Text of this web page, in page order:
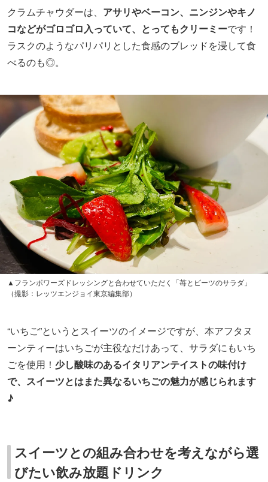
クラムチャウダーは、 アサリやベーコン、ニンジンやキノ
コなどがゴロゴロ入っていて、とってもクリーミーです！
ラスクのようなパリパリとした食感のブレッドを浸して食
べるのも◎。
▲フランボワーズドレッシングと合わせていただく「苺とビーツのサラダ」
（撮影：レッツエンジョイ東京編集部）
“いちご”というとスイーツのイメージですが、本アフタヌ
ーンティーはいちごが主役なだけあって、サラダにもいち
ごを使用！ 少し酸味のあるイタリアンテイストの味付け
で、スイーツとはまた異なるいちごの魅力が感じられます
♪
スイーツとの組み合わせを考えながら選
びたい飲み放題ドリンク